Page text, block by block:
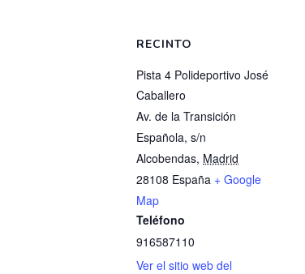
RECINTO
Pista 4 Polideportivo José
Caballero
Av. de la Transición
Española, s/n
Alcobendas, Madrid
28108 España + Google
Map
Teléfono
916587110
Ver el sitio web del